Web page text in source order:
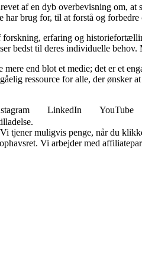
af en dyb overbevisning om,
har brug for, til at forstå og
erfaring og
bedst til deres individuelle
mere end blot et medie; det er et
ressource for alle, der ønsker
LinkedIn YouTube
tjener muligvis penge, når du
Vi arbejder med